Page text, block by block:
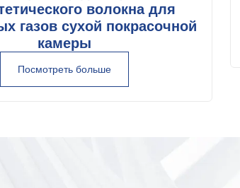
волокна для
газов сухой покрасочной
камеры
Посмотреть больше